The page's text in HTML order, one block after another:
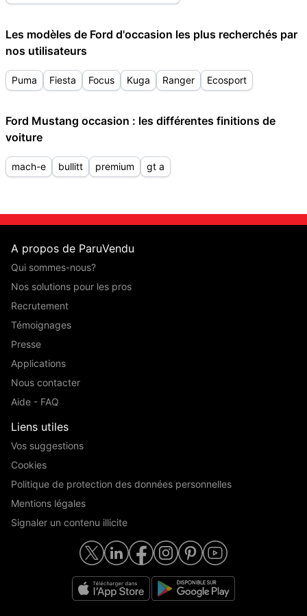
Les modèles de Ford d'occasion les plus recherchés par
nos utilisateurs
Puma Fiesta Focus Kuga Ranger Ecosport
Ford Mustang occasion : les différentes finitions de
voiture
mach-e bullitt premium gt a
A propos de ParuVendu
Qui sommes-nous?
Nos solutions pour les pros
Recrutement
Témoignages
Presse
Applications
Nous contacter
Aide - FAQ
Liens utiles
Vos suggestions
Cookies
Politique de protection des données personnelles
Mentions légales
Signaler un contenu illicite